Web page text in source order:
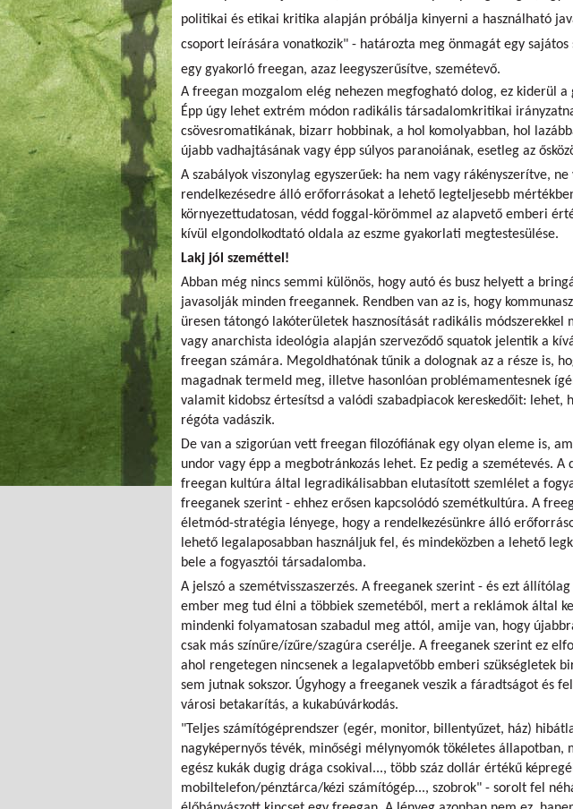
politikai és etikai kritika alapján próbálja kinyerni a használható
csoport leírására vonatkozik" - határozta meg önmagát egy
egy gyakorló freegan, azaz leegyszerűsítve, szemétevő.
A freegan mozgalom elég nehezen megfogható dolog, ez kiderül
Épp úgy lehet extrém módon radikális társadalomkritikai
csövesromatikának, bizarr hobbinak, a hol komolyabban, hol
újabb vadhajtásának vagy épp súlyos paranoiának, esetleg az
A szabályok viszonylag egyszerűek: ha nem vagy rákényszerítve,
rendelkezésedre álló erőforrásokat a lehető legteljesebb
környezettudatosan, védd foggal-körömmel az alapvető emberi
kívül elgondolkodtató oldala az eszme gyakorlati megtestesülése.
Lakj jól szeméttel!
Abban még nincs semmi különös, hogy autó és busz helyett a
javasolják minden freegannek. Rendben van az is, hogy
üresen tátongó lakóterületek hasznosítását radikális módszerekkel
vagy anarchista ideológia alapján szerveződő squatok jelentik a
freegan számára. Megoldhatónak tűnik a dolognak az a része is,
magadnak termeld meg, illetve hasonlóan problémamentesnek
valamit kidobsz értesítsd a valódi szabadpiacok kereskedőit: lehet,
régóta vadászik.
De van a szigorúan vett freegan filozófiának egy olyan eleme is,
undor vagy épp a megbotránkozás lehet. Ez pedig a szemétevés.
freegan kultúra által legradikálisabban elutasított szemlélet a
freeganek szerint - ehhez erősen kapcsolódó szemétkultúra. A
életmód-stratégia lényege, hogy a rendelkezésünkre álló
lehető legalaposabban használjuk fel, és mindeközben a lehető
bele a fogyasztói társadalomba.
A jelszó a szemétvisszaszerzés. A freeganek szerint - és ezt
ember meg tud élni a többiek szemetéből, mert a reklámok által
mindenki folyamatosan szabadul meg attól, amije van, hogy
csak más színűre/ízűre/szagúra cserélje. A freeganek szerint ez
ahol rengetegen nincsenek a legalapvetőbb emberi szükségletek
sem jutnak sokszor. Úgyhogy a freeganek veszik a fáradtságot és
városi betakarítás, a kukabúvárkodás.
"Teljes számítógéprendszer (egér, monitor, billentyűzet, ház)
nagyképernyős tévék, minőségi mélynyomók tökéletes állapotban,
egész kukák dugig drága csokival..., több száz dollár értékű
mobiltelefon/pénztárca/kézi számítógép..., szobrok" - sorolt fel